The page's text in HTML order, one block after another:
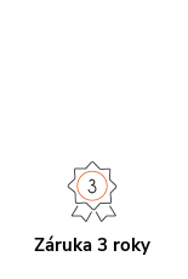
Záruka 3 roky